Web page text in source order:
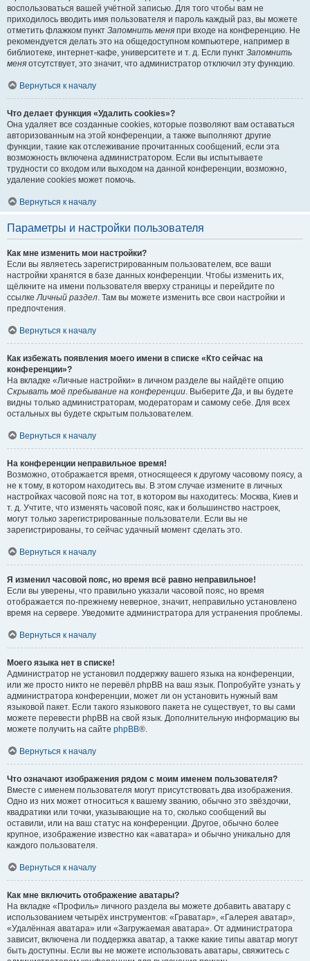
воспользоваться вашей учётной записью. Для того чтобы вам не
приходилось вводить имя пользователя и пароль каждый раз, вы можете
отметить флажком пункт Запомнить меня при входе на конференцию. Не
рекомендуется делать это на общедоступном компьютере, например в
библиотеке, интернет-кафе, университете и т. д. Если пункт Запомнить
меня отсутствует, это значит, что администратор отключил эту функцию.
Вернуться к началу
Что делает функция «Удалить cookies»?
Она удаляет все созданные cookies, которые позволяют вам оставаться
авторизованным на этой конференции, а также выполняют другие
функции, такие как отслеживание прочитанных сообщений, если эта
возможность включена администратором. Если вы испытываете
трудности со входом или выходом на данной конференции, возможно,
удаление cookies может помочь.
Вернуться к началу
Параметры и настройки пользователя
Как мне изменить мои настройки?
Если вы являетесь зарегистрированным пользователем, все ваши
настройки хранятся в базе данных конференции. Чтобы изменить их,
щёлкните на имени пользователя вверху страницы и перейдите по
ссылкеЛичный раздел. Там вы можете изменить все свои настройки и
предпочтения.
Вернуться к началу
Как избежать появления моего имени в списке «Кто сейчас на
конференции»?
На вкладке «Личные настройки» в личном разделе вы найдёте опцию
Скрывать моё пребывание на конференции. ВыберитеДа, и вы будете
видны только администраторам, модераторам и самому себе. Для всех
остальных вы будете скрытым пользователем.
Вернуться к началу
На конференции неправильное время!
Возможно, отображается время, относящееся к другому часовому поясу, а
не к тому, в котором находитесь вы. В этом случае измените в личных
настройках часовой пояс на тот, в котором вы находитесь: Москва, Киев и
т. д. Учтите, что изменять часовой пояс, как и большинство настроек,
могут только зарегистрированные пользователи. Если вы не
зарегистрированы, то сейчас удачный момент сделать это.
Вернуться к началу
Я изменил часовой пояс, но время всё равно неправильное!
Если вы уверены, что правильно указали часовой пояс, но время
отображается по-прежнему неверное, значит, неправильно установлено
время на сервере. Уведомите администратора для устранения проблемы.
Вернуться к началу
Моего языка нет в списке!
Администратор не установил поддержку вашего языка на конференции,
или же просто никто не перевёл phpBB на ваш язык. Попробуйте узнать у
администратора конференции, может ли он установить нужный вам
языковой пакет. Если такого языкового пакета не существует, то вы сами
можете перевести phpBB на свой язык. Дополнительную информацию вы
можете получить на сайте phpBB®.
Вернуться к началу
Что означают изображения рядом с моим именем пользователя?
Вместе с именем пользователя могут присутствовать два изображения.
Одно из них может относиться к вашему званию, обычно это звёздочки,
квадратики или точки, указывающие на то, сколько сообщений вы
оставили, или на ваш статус на конференции. Другое, обычно более
крупное, изображение известно как «аватара» и обычно уникально для
каждого пользователя.
Вернуться к началу
Как мне включить отображение аватары?
На вкладке «Профиль» личного раздела вы можете добавить аватару с
использованием четырёх инструментов: «Граватар», «Галерея аватар»,
«Удалённая аватара» или «Загружаемая аватара». От администратора
зависит, включена ли поддержка аватар, а также какие типы аватар могут
быть доступны. Если вы не можете использовать аватары, свяжитесь с